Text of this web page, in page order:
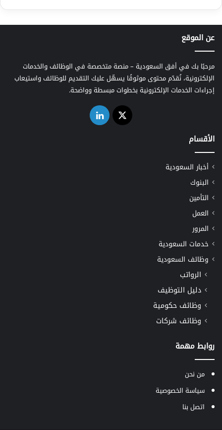
عن الموقع
مرحبًا بك في أفق السعودية – منصة متخصصة في الوظائف والخدمات
الإلكترونية، نُقدّم محتوى موثوقًا يسهّل عليك التقديم للوظائف واستيعاب
إجراءات الخدمات الإلكترونية بخطوات مبسطة وواضحة.
‫X لينكدإن
الأقسام
أخبار السعودية
البنوك
التأمين
العمل
المرور
خدمات السعودية
وظائف السعودية
الرواتب
دليل التوظيف
وظائف حكومية
وظائف شركات
روابط مهمة
من نحن
سياسة الخصوصية
اتصل بنا